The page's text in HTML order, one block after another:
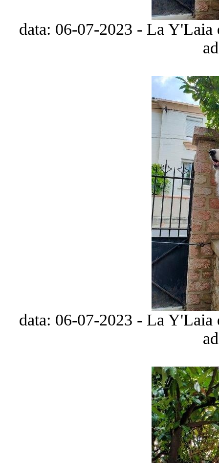
data: 06-07-2023 - La Y'Laia
data: 06-07-2023 - La Y'Laia